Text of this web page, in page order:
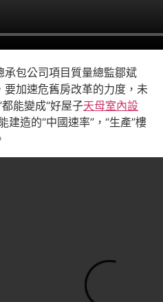
包公司項目質量總監鄒斌
加速危舊房改革的力度，未
能變成“好屋子天母室內設
建造的“中國速率”，“生產”樓